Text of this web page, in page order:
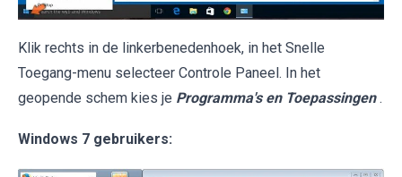
Klik rechts in de linkerbenedenhoek, in het Snelle
Toegang-menu selecteer Controle Paneel. In het
geopende schem kies je Programma's en Toepassingen .
Windows 7 gebruikers: